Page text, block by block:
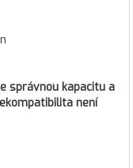
správnou kapacitu a
není